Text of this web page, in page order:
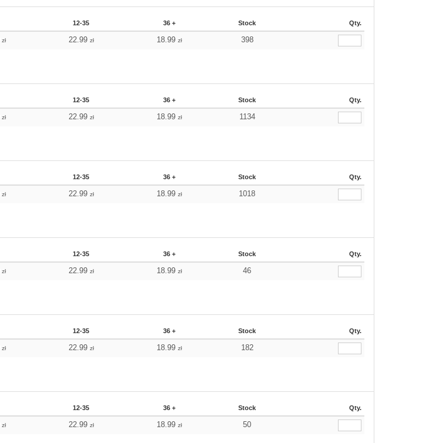
12-35 36 + Stock Qty.
zł 22.99 zł 18.99zł 398
12-35 36 + Stock Qty.
zł 22.99 zł 18.99zł 1134
12-35 36 + Stock Qty.
zł 22.99 zł 18.99zł 1018
12-35 36 + Stock Qty.
zł 22.99 zł 18.99zł 46
12-35 36 + Stock Qty.
zł 22.99 zł 18.99zł 182
12-35 36 + Stock Qty.
zł 22.99 zł 18.99zł 50